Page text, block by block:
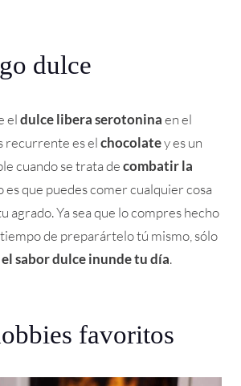
dulce
eldulce libera serotoninaen el
recurrente es elchocolatey es un
cuando se trata decombatir la
es que puedes comer cualquier cosa
agrado. Ya sea que lo compres hecho
de preparártelo tú mismo, sólo
sabor dulce inunde tu día.
favoritos